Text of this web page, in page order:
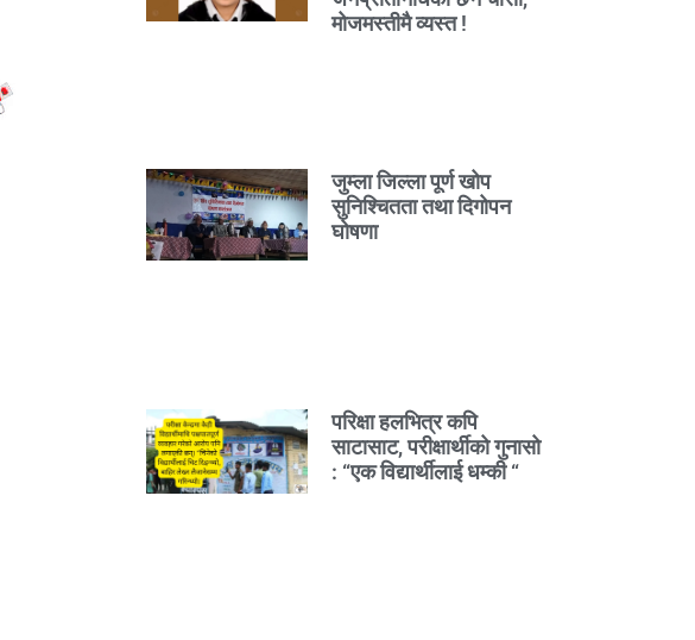
मोजमस्तीमै व्यस्त !
जुम्ला जिल्ला पूर्ण खोप
सुनिश्चितता तथा दिगोपन
घोषणा
परिक्षा हलभित्र कपि
साटासाट, परीक्षार्थीको गुनासो
: “एक विद्यार्थीलाई धम्की “